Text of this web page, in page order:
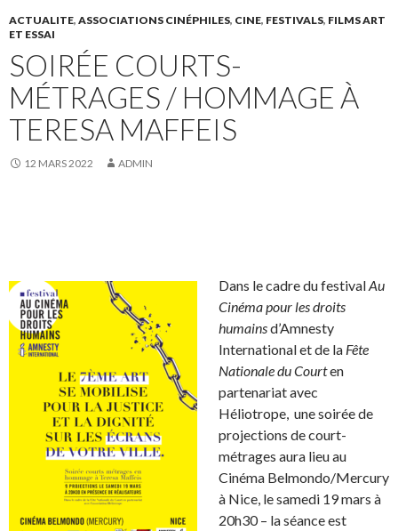
ACTUALITE, ASSOCIATIONS CINÉPHILES, CINE, FESTIVALS, FILMS ART
ET ESSAI
SOIRÉE COURTS-
MÉTRAGES / HOMMAGE À
TERESA MAFFEIS
12 MARS 2022 ADMIN
Dans le cadre du festivalAu
Cinéma pour les droits
humainsd’Amnesty
International et de la Fête
Nationale du Courten
partenariat avec
Héliotrope, une soirée de
projections de court-
métrages aura lieu au
Cinéma Belmondo/Mercury
à Nice, le samedi 19 mars à
20h30 – la séance est